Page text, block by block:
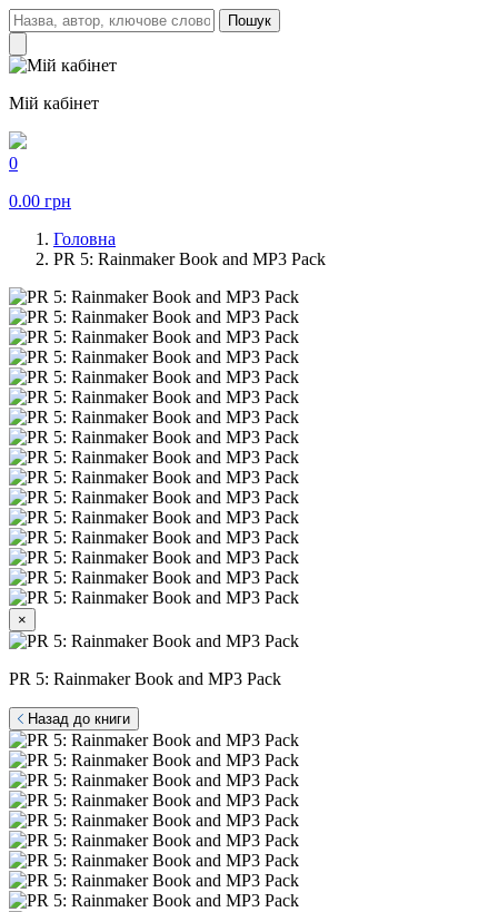
Пошук
Мій кабінет
0
0.00 грн
Головна
PR 5: Rainmaker Book and MP3 Pack
×
PR 5: Rainmaker Book and MP3 Pack
Назад до книги